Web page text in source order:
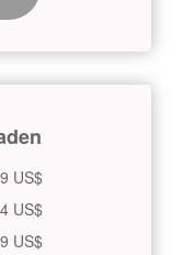
9 US$
US$
US$